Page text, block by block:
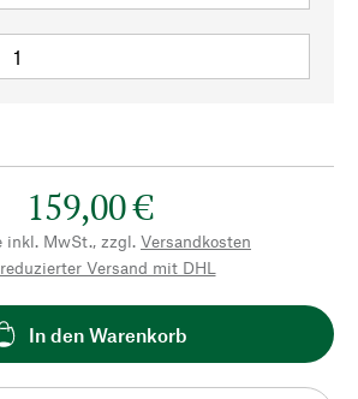
159,00 €
inkl. MwSt., zzgl. Versandkosten
Versand mit DHL
In den Warenkorb